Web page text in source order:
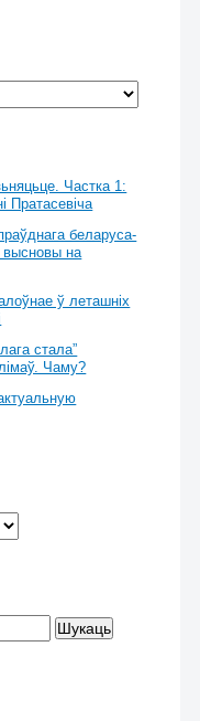
Частка 1:
Пратасевіча
беларуса-
высновы на
ў леташніх
стала”
Чаму?